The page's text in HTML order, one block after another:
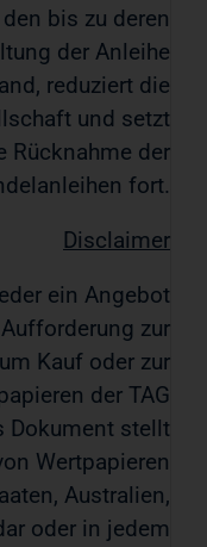
bis zu deren
der Anleihe
reduziert die
und setzt
Rücknahme der
fort.
Disclaimer
ein Angebot
zur
Kauf oder zur
der TAG
Dokument stellt
Wertpapieren
Australien,
oder in jedem